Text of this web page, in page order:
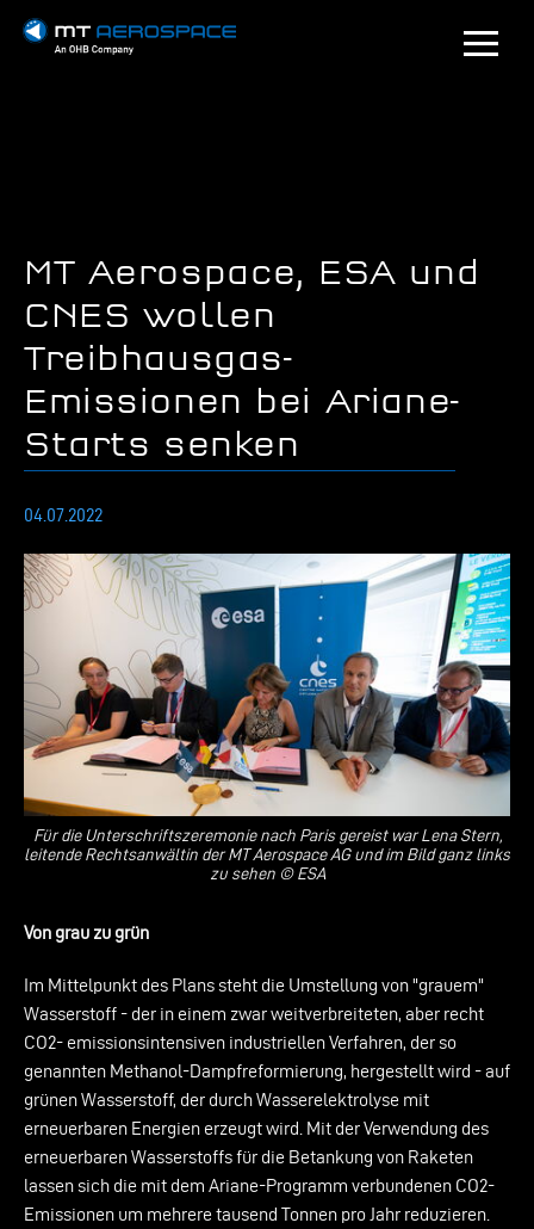
MT Aerospace, ESA und
CNES wollen
Treibhausgas-
Emissionen bei Ariane-
Starts senken
04.07.2022
Für die Unterschriftszeremonie nach Paris gereist war Lena Stern,
leitende Rechtsanwältin der MT Aerospace AG und im Bild ganz links
zu sehen © ESA
Von grau zu grün
Im Mittelpunkt des Plans steht die Umstellung von "grauem"
Wasserstoff - der in einem zwar weitverbreiteten, aber recht
CO2- emissionsintensiven industriellen Verfahren, der so
genannten Methanol-Dampfreformierung, hergestellt wird - auf
grünen Wasserstoff, der durch Wasserelektrolyse mit
erneuerbaren Energien erzeugt wird. Mit der Verwendung des
erneuerbaren Wasserstoffs für die Betankung von Raketen
lassen sich die mit dem Ariane-Programm verbundenen CO2-
Emissionen um mehrere tausend Tonnen pro Jahr reduzieren.